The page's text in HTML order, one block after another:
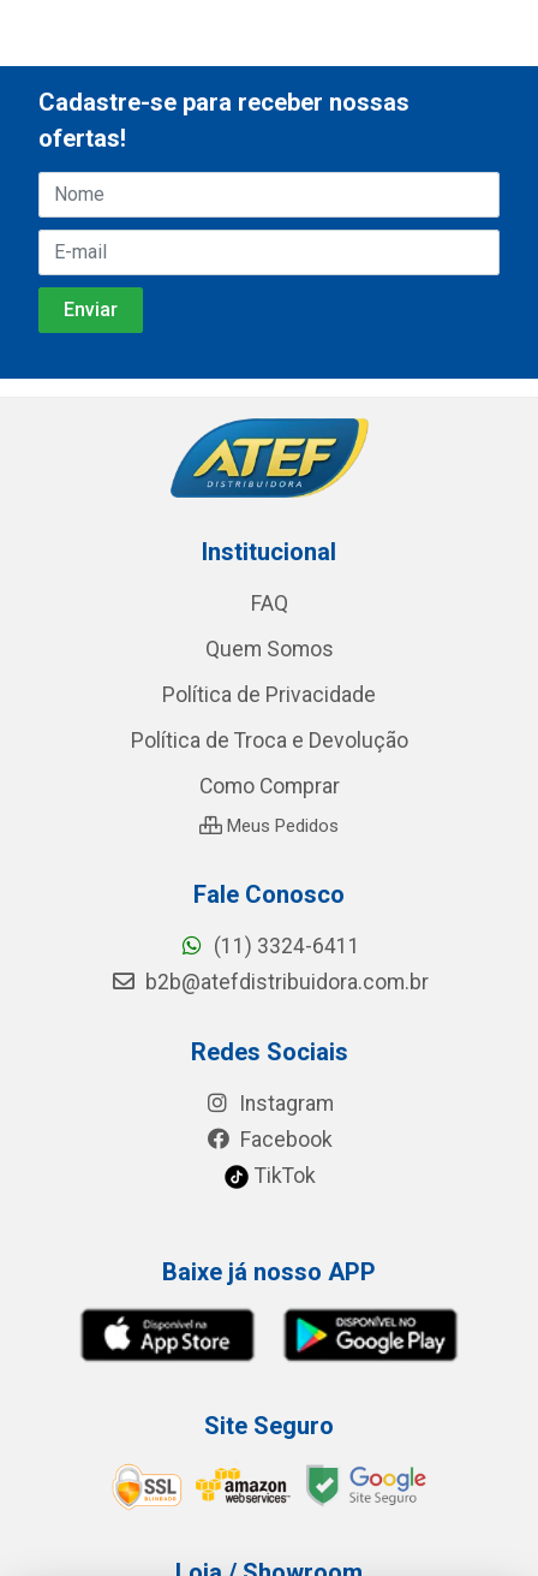
Cadastre-se para receber nossas
ofertas!
Institucional
FAQ
Quem Somos
Política de Privacidade
Política de Troca e Devolução
Como Comprar
Meus Pedidos
Fale Conosco
(11) 3324-6411
b2b@atefdistribuidora.com.br
Redes Sociais
Instagram
Facebook
TikTok
Baixe já nosso APP
Site Seguro